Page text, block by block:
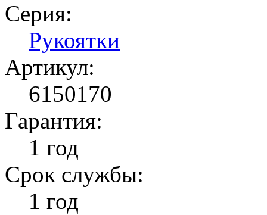
Серия:
Рукоятки
Артикул:
6150170
Гарантия:
1 год
Срок службы:
1 год